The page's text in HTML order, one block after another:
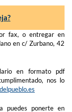
fax, o entregar en
en c/ Zurbano, 42
en formato pdf
nos lo
puedes ponerte en